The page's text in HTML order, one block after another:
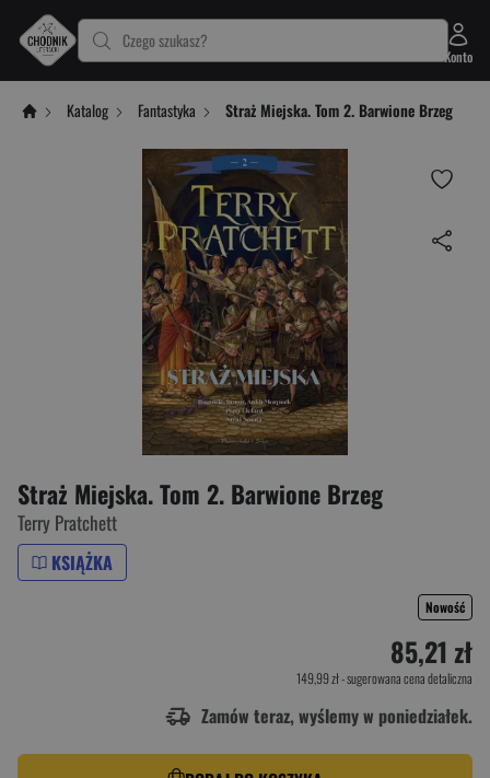
Czego szukasz?
Konto
Katalog Fantastyka Straż Miejska. Tom 2. Barwione Brzeg
Straż Miejska. Tom 2. Barwione Brzeg
Terry Pratchett
KSIĄŻKA
Nowość
85,21 zł
149,99 zł- sugerowana cena detaliczna
Zamów teraz, wyślemy w poniedziałek.